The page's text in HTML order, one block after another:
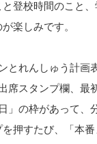
登校時間のこと
楽しみです。
とれんしゅう計画
席スタンプ欄、
」の枠があって、
押すたび、「本